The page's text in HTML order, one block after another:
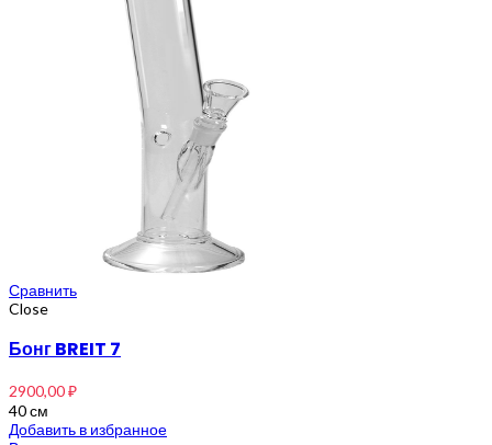
Сравнить
Close
Бонг BREIT 7
2900,00₽
40 см
Добавить в избранное